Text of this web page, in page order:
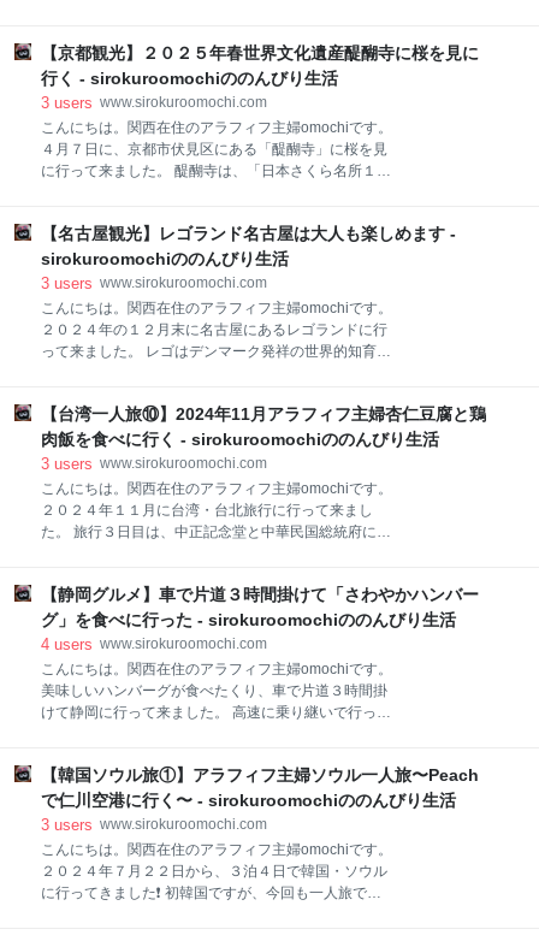
通訳してくださいました。本当に有り難かったです。
アイスコーヒーは、味は美味しかったのですが、ぬる
かったです。 中国では、冷えた飲み物
きから気分が悪くなり、帰宅後病院に行ったら、なん
とコ◯ナでした〜。初めて感染しました😢 今、東南ア
ジア・中国ではコ◯ナの患者さんが増えているそう
で、行かれる方は気をつけて下さい。 今回は、最寄り
の駅から北京のホテルまでの様子を紹介します。 京都
駅⇒関西国際空港 京都駅から関西国際空港までは、特
約しました。 紙のチケットに交換する必要はなく、も
し提示を求められたら、スマホの画面を見せれば良い
そうです。 関西国際空港⇒中国東方航空 関空に着きま
した〜
【京都観光】２０２５年春世界文化遺産醍醐寺に桜を見に
行く - sirokuroomochiののんびり生活
3 users www.sirokuroomochi.com
こんにちは。関西在住のアラフィフ主婦omochiです。
４月７日に、京都市伏見区にある「醍醐寺」に桜を見
に行って来ました。 醍醐寺は、「日本さくら名所１０
年に弘法大師空海の孫弟子である聖宝（しょうぼう）
によって開かれた真言宗のお寺で、世界文化遺産に認
定されています。 入口の総門です。 総門前の桜も満開
で、本当に美しい。この日は天気も良く、お花見日和
でした。 醍醐寺はとても広い敷地で、大きく3つのエ
リアに分かれています。 三宝院エリア 伽藍エリア 霊
３箇所共参拝しました。 三宝院エリア 三宝院は、１１
１５年に醍醐寺第１４座主によって創建されました。
以来醍醐寺座主の本坊として、醍醐寺の中核を担
【名古屋観光】レゴランド名古屋は大人も楽しめます -
sirokuroomochiののんびり生活
3 users www.sirokuroomochi.com
こんにちは。関西在住のアラフィフ主婦omochiです。
２０２４年の１２月末に名古屋にあるレゴランドに行
って来ました。 レゴはデンマーク発祥の世界的知育玩
ます。 家の子も小さな頃からレゴが大好きで、沢山の
種類のレゴを持っています。大人になった今でも自分
の給料で買うほど、レゴファンなのです。 今回は、子
どものたっての希望で、レゴランド名古屋に行って来
ました。 時計もレゴ、人形も鶏もレゴで出来ていま
す。 今回の入場チケットは、KLooKというチケット予
KLooKで事前購入すると少し安く購入できます。 １２
月末で大人￥６，７００でした。 スマホにバーコード
が送られてくるので、入場口でバーコードを見せて入
場で
【台湾一人旅⑩】2024年11月アラフィフ主婦杏仁豆腐と鶏
肉飯を食べに行く - sirokuroomochiののんびり生活
3 users www.sirokuroomochi.com
こんにちは。関西在住のアラフィフ主婦omochiです。
２０２４年１１月に台湾・台北旅行に行って来まし
た。 旅行３日目は、中正記念堂と中華民国総統府に行
www.sirokuroomochi.com 今回はその続きで、西門町
に杏仁豆腐を食べに行き、寧夏夜市で鶏肉飯を食べた
様子を紹介します。 于記杏仁豆腐 歩き疲れて休憩した
くなったので、大好きな杏仁豆腐を食べに行きまし
た。MRT西門駅から徒歩すぐなので、アクセスしやす
いです。 メニュー 杏仁豆腐の他に杏仁かき氷・杏仁ア
けていただきます。 見るからにプルプルで美味しそ
う。食べてもやっぱり滑らかでプルプル、杏仁の味が
濃くて本当に美味しかったです。 甘さも控えめ
【静岡グルメ】車で片道３時間掛けて「さわやかハンバー
グ」を食べに行った - sirokuroomochiののんびり生活
4 users www.sirokuroomochi.com
こんにちは。関西在住のアラフィフ主婦omochiです。
美味しいハンバーグが食べたくり、車で片道３時間掛
けて静岡に行って来ました。 高速に乗り継いで行った
レ休憩に鈴鹿PAに寄りました。 鈴鹿PA 大きなNのオ
ブジェは、こちらは名古屋側だよ、という案内です。
鈴鹿PAは、上下集約のPAなので間違えると大変だから
です。車がない！ということにななります。 モーター
スポーツ聖地鈴鹿サーキットがある街なので、こんな
展示がありました。カッコいいね。 小腹が空いたの
【韓国ソウル旅①】アラフィフ主婦ソウル一人旅〜Peach
で仁川空港に行く〜 - sirokuroomochiののんびり生活
3 users www.sirokuroomochi.com
こんにちは。関西在住のアラフィフ主婦omochiです。
２０２４年７月２２日から、３泊４日で韓国・ソウル
に行ってきました❗ 初韓国ですが、今回も一人旅で